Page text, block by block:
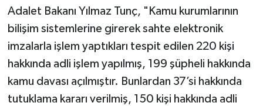
Adalet Bakanı Yılmaz Tunç, "Kamu kurumlarının
bilişim sistemlerine girerek sahte elektronik
imzalarla işlem yaptıkları tespit edilen 220 kişi
hakkında adli işlem yapılmış, 199 şüpheli hakkında
kamu davası açılmıştır. Bunlardan 37’si hakkında
tutuklama kararı verilmiş, 150 kişi hakkında adli